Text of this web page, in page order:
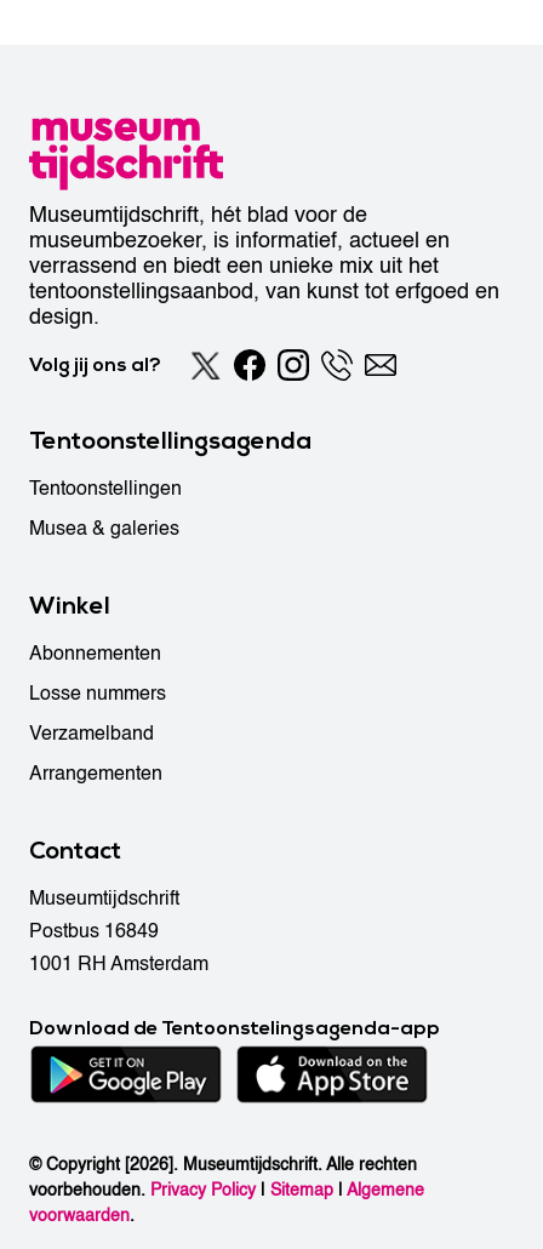
Museumtijdschrift, hét blad voor de
museumbezoeker, is informatief, actueel en
verrassend en biedt een unieke mix uit het
tentoonstellingsaanbod, van kunst tot erfgoed en
design.
Volg jij ons al?
Tentoonstellingsagenda
Tentoonstellingen
Musea & galeries
Winkel
Abonnementen
Losse nummers
Verzamelband
Arrangementen
Contact
Museumtijdschrift
Postbus 16849
1001 RH Amsterdam
Download de Tentoonstelingsagenda-app
© Copyright [2026]. Museumtijdschrift. Alle rechten
voorbehouden. Privacy Policy| Sitemap |Algemene
voorwaarden.